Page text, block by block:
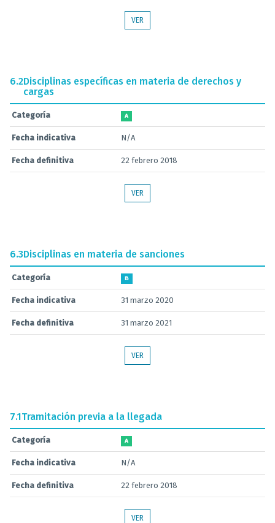
VER
6.2Disciplinas específicas en materia de derechos y
cargas
Categoría A
Fecha indicativa N/A
Fecha definitiva 22 febrero 2018
VER
6.3Disciplinas en materia de sanciones
Categoría B
Fecha indicativa 31 marzo 2020
Fecha definitiva 31 marzo 2021
VER
7.1Tramitación previa a la llegada
Categoría A
Fecha indicativa N/A
Fecha definitiva 22 febrero 2018
VER